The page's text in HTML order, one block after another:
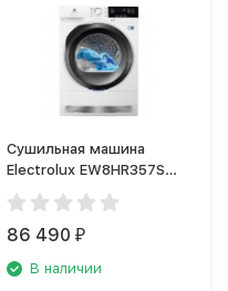
Сушильная машина
Electrolux EW8HR357S
PerfectCare
86 490₽
В наличии